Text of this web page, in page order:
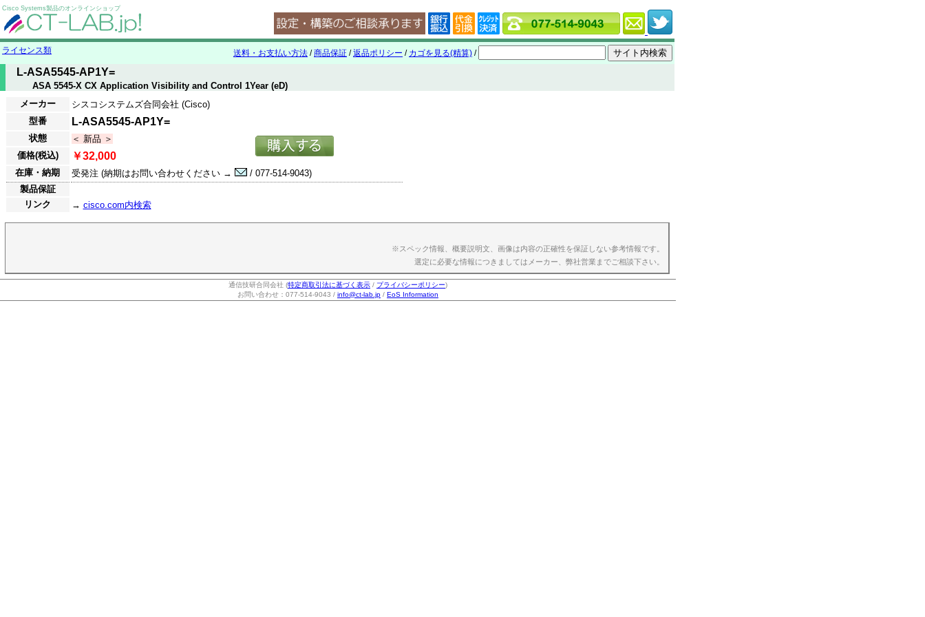
Cisco Systems製品のオンラインショップ
ライセンス類 送料・お支払い方法 /商品保証 /返品ポリシー / カゴを見る(精算) /
L-ASA5545-AP1Y=
ASA 5545-X CX Application Visibility and Control 1Year (eD)
メーカー
シスコシステムズ合同会社 (Cisco)
型番
L-ASA5545-AP1Y=
状態
＜ 新品 ＞
価格(税込)
￥32,000
在庫・納期 受発注 (納期はお問い合わせください →
/ 077-514-9043)
製品保証
リンク
→ cisco.com内検索
※スペック情報、概要説明文、画像は内容の正確性を保証しない参考情報です。
選定に必要な情報につきましてはメーカー、弊社営業までご相談下さい。
通信技研合同会社 (特定商取引法に基づく表示 / プライバシーポリシー)
お問い合わせ：077-514-9043 / info@ct-lab.jp / EoS Information